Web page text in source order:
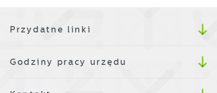
Przydatne linki
Godziny pracy urzędu